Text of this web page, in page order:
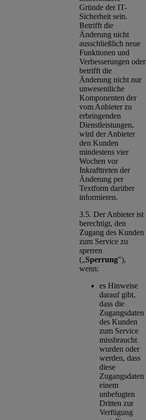
Gründe der IT-
Sicherheit sein.
Betrifft die
Änderung nicht
ausschließlich neue
Funktionen und
Verbesserungen oder
betrifft die
Änderung nicht nur
unwesentliche
Komponenten der
vom Anbieter zu
erbringenden
Dienstleistungen,
wird der Anbieter
den Kunden
mindestens vier
Wochen vor
Inkrafttreten der
Änderung per
Textform darüber
informieren.
3.5. Der Anbieter ist
berechtigt, den
Zugang des Kunden
zum Service zu
sperren
(„Sperrung"),
wenn:
es Hinweise
darauf gibt,
dass die
Zugangsdaten
des Kunden
zum Service
missbraucht
wurden oder
werden, dass
diese
Zugangsdaten
einem
unbefugten
Dritten zur
Verfügung